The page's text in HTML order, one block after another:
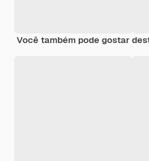
Você também pode gostar